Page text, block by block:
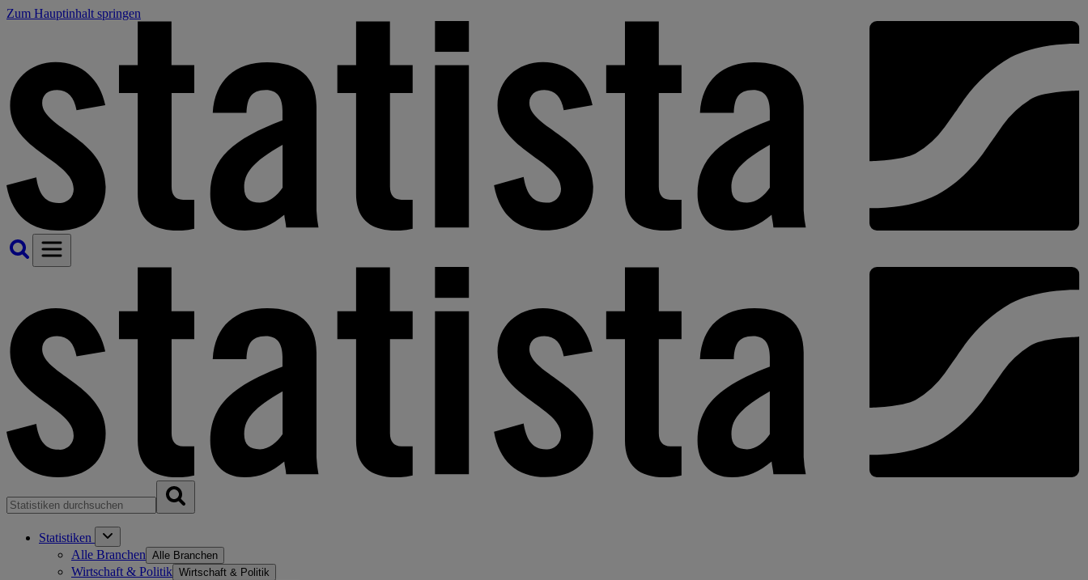
Zum Hauptinhalt springen
Statistiken
Alle Branchen Alle Branchen
Wirtschaft & Politik Wirtschaft & Politik